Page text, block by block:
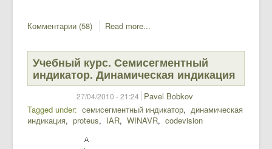
Комментарии (58) Read more...
Учебный курс. Семисегментный
индикатор. Динамическая индикация
27/04/2010 - 21:24 Pavel Bobkov
Tagged under
семисегментный индикатор
динамическая
индикация
proteus IAR WINAVR codevision